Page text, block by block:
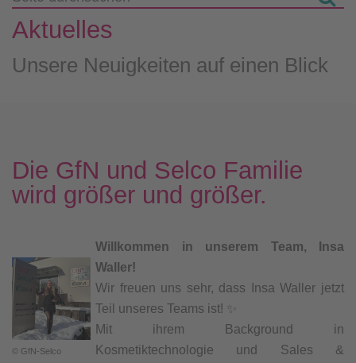
Aktuelles
Unsere Neuigkeiten auf einen Blick
Die GfN und Selco Familie
wird größer und größer.
© GfN-Selco
Willkommen in unserem Team, Insa
Waller!
Wir freuen uns sehr, dass Insa Waller jetzt
Teil unseres Teams ist! ✨
Mit ihrem Background in
Kosmetiktechnologie und Sales &